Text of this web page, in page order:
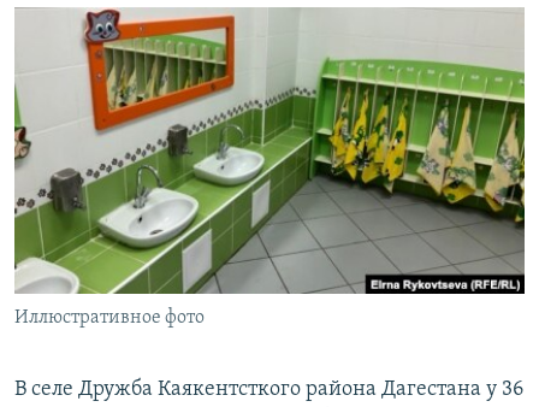
Вернутся
КАВКАЗ.РЕАЛИИ
СЕВЕР.РЕАЛИИ
СИБИРЬ.РЕАЛИИ
РАСПИСАНИЕ ВЕЩАНИЯ
ПОДПИШИТЕСЬ НА РАССЫЛКУ
СОЦИАЛЬНЫЕ СЕТИ
Иллюстративное фото
В селе Дружба Каякентсткого района Дагестана у 36